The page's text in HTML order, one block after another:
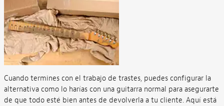
Cuando termines con el trabajo de trastes, puedes configurar la
alternativa como lo harías con una guitarra normal para asegurarte
de que todo esté bien antes de devolverla a tu cliente. Aquí está